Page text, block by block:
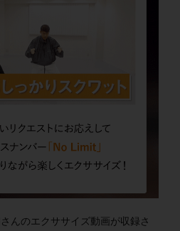
んのエクササイズ動画が収録さ